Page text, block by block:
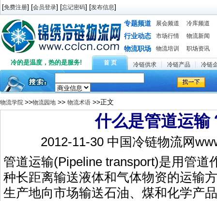
[免费注册] [会员登录] [忘记密码] [发布信息]
专题频道 展会频道 冷库频道
行业动态 市场行情 物流新闻
物流职场 物流培训 职场资讯
冷的是温度，热的是服务! 首 页 冷链供求 冷链产品 冷链
物流学院 >>物流园地 >> 物流术语 >>正文
什么是管道运输
2012-11-30 中国冷链物流网
管道运输(Pipeline transport)是用管道
种长距离输送液体和气体物资的运输
生产地向市场输送石油、煤和化学产